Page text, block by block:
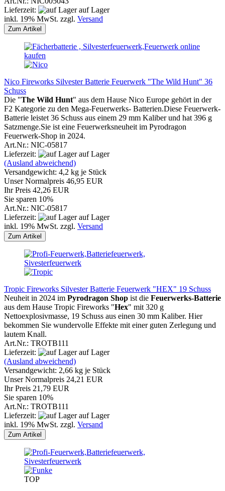
Lieferzeit:
auf Lager
inkl. 19% MwSt. zzgl. Versand
Zum Artikel
Nico Fireworks Silvester Batterie Feuerwerk "The Wild Hunt" 36
Schuss
Die "The Wild Hunt" aus dem Hause Nico Europe gehört in der
F2 Kategorie zu den Mega-Feuerwerks- Batterien.Diese Feuerwerk-
Batterie leistet 36 Schuss aus einem 29 mm Kaliber und hat 396 g
Satzmenge.Sie ist eine Feuerwerksneuheit im Pyrodragon
Feuerwerk-Shop in 2024.
Art.Nr.: NIC-05817
Lieferzeit:
auf Lager
(Ausland abweichend)
Versandgewicht: 4,2 kg je Stück
Unser Normalpreis 46,95 EUR
Ihr Preis 42,26 EUR
Sie sparen 10%
Art.Nr.: NIC-05817
Lieferzeit:
auf Lager
inkl. 19% MwSt. zzgl. Versand
Zum Artikel
Tropic Fireworks Silvester Batterie Feuerwerk "HEX" 19 Schuss
Neuheit in 2024 im Pyrodragon Shop ist die Feuerwerks-Batterie
aus dem Hause Tropic Fireworks "Hex" mit 320 g
Nettoexplosivmasse, 19 Schuss aus einen 30 mm Kaliber. Hier
bekommen Sie wundervolle Effekte mit einer guten Zerlegung und
lautem Knall.
Art.Nr.: TROTB111
Lieferzeit:
auf Lager
(Ausland abweichend)
Versandgewicht: 2,66 kg je Stück
Unser Normalpreis 24,21 EUR
Ihr Preis 21,79 EUR
Sie sparen 10%
Art.Nr.: TROTB111
Lieferzeit:
auf Lager
inkl. 19% MwSt. zzgl. Versand
Zum Artikel
TOP